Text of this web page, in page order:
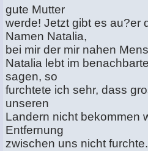
gute Mutter
werde! Jetzt gibt es au?er
Namen Natalia,
bei mir der mir nahen
Natalia lebt im
sagen, so
furchtete ich sehr, dass
unseren
Landern nicht bekommen
Entfernung
zwischen uns nicht